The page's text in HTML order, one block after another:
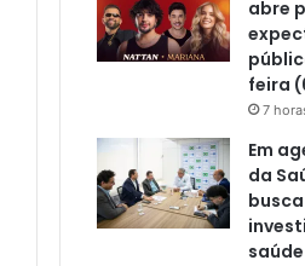
abre
feira
7
Em
da